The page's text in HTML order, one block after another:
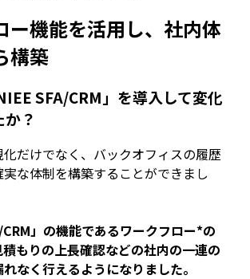
ー機能を活用し、社内体
構築
SFA/CRM」を導入して変化
？
だけでなく、バックオフィスの履歴
な体制を構築することができまし
CRM」の機能であるワークフロー*の
もりの上長確認などの社内の一連の
なく行えるようになりました。